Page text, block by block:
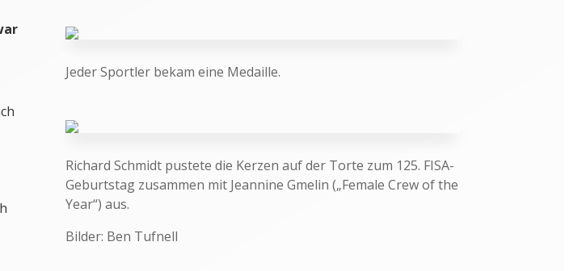
Jeder Sportler bekam eine Medaille.
Richard Schmidt pustete die Kerzen auf der Torte zum 125. FISA-
Geburtstag zusammen mit Jeannine Gmelin („Female Crew of the
Year“) aus.
Bilder: Ben Tufnell